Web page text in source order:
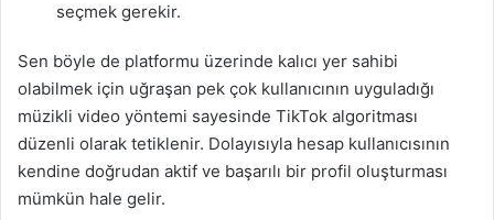
seçmek gerekir.
Sen böyle de platformu üzerinde kalıcı yer sahibi
olabilmek için uğraşan pek çok kullanıcının uyguladığı
müzikli video yöntemi sayesinde TikTok algoritması
düzenli olarak tetiklenir. Dolayısıyla hesap kullanıcısının
kendine doğrudan aktif ve başarılı bir profil oluşturması
mümkün hale gelir.